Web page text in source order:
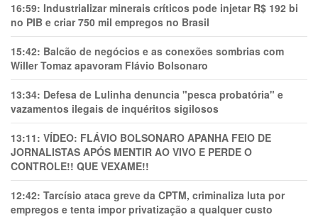
16:59: Industrializar minerais críticos pode injetar R$ 192 bi
no PIB e criar 750 mil empregos no Brasil
15:42: Balcão de negócios e as conexões sombrias com
Willer Tomaz apavoram Flávio Bolsonaro
13:34: Defesa de Lulinha denuncia "pesca probatória" e
vazamentos ilegais de inquéritos sigilosos
13:11: VÍDEO: FLÁVIO BOLSONARO APANHA FEIO DE
JORNALISTAS APÓS MENTIR AO VIVO E PERDE O
CONTROLE!! QUE VEXAME!!
12:42: Tarcísio ataca greve da CPTM, criminaliza luta por
empregos e tenta impor privatização a qualquer custo